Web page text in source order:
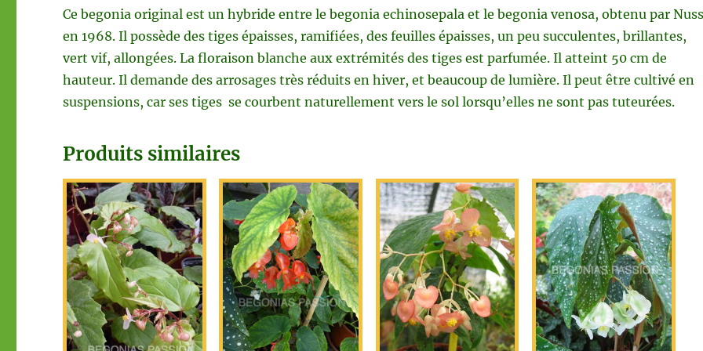
Ce begonia original est un hybride entre le begonia echinosepala et le begonia venosa, obtenu par
en 1968. Il possède des tiges épaisses, ramifiées, des feuilles épaisses, un peu succulentes, brillantes,
vert vif, allongées. La floraison blanche aux extrémités des tiges est parfumée. Il atteint 50 cm de
hauteur. Il demande des arrosages très réduits en hiver, et beaucoup de lumière. Il peut être cultivé en
suspensions, car ses tiges se courbent naturellement vers le sol lorsqu’elles ne sont pas tuteurées.
Produits similaires